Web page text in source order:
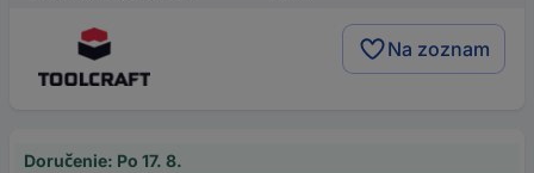
Na zoznam
Doručenie: Po 17. 8.